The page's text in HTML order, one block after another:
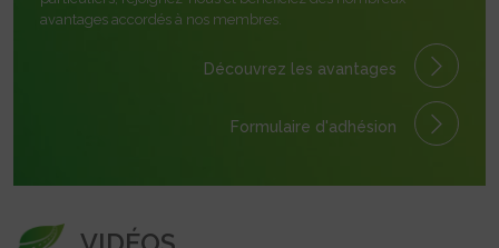
avantages accordés à nos membres.
Découvrez les avantages
Formulaire d'adhésion